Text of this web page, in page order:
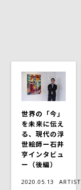
世界の「今」
を未来に伝え
る、現代の浮
世絵師ー石井
亨インタビュ
ー（後編）
2020.05.13 ARTIST